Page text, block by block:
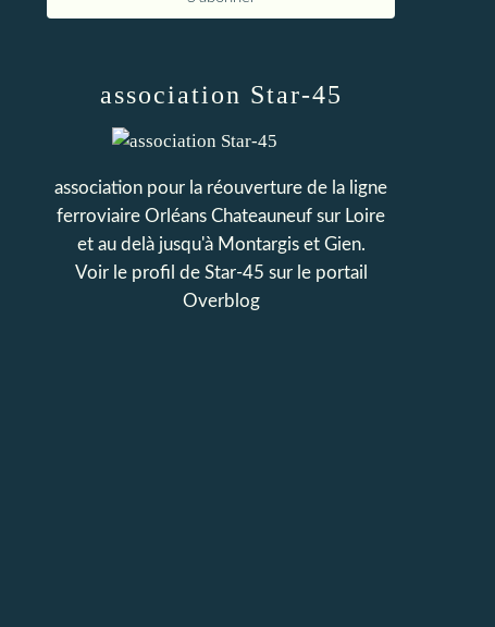
association Star-45
association pour la réouverture de la ligne
ferroviaire Orléans Chateauneuf sur Loire
et au delà jusqu'à Montargis et Gien.
Voir le profil de Star-45 sur le portail
Overblog